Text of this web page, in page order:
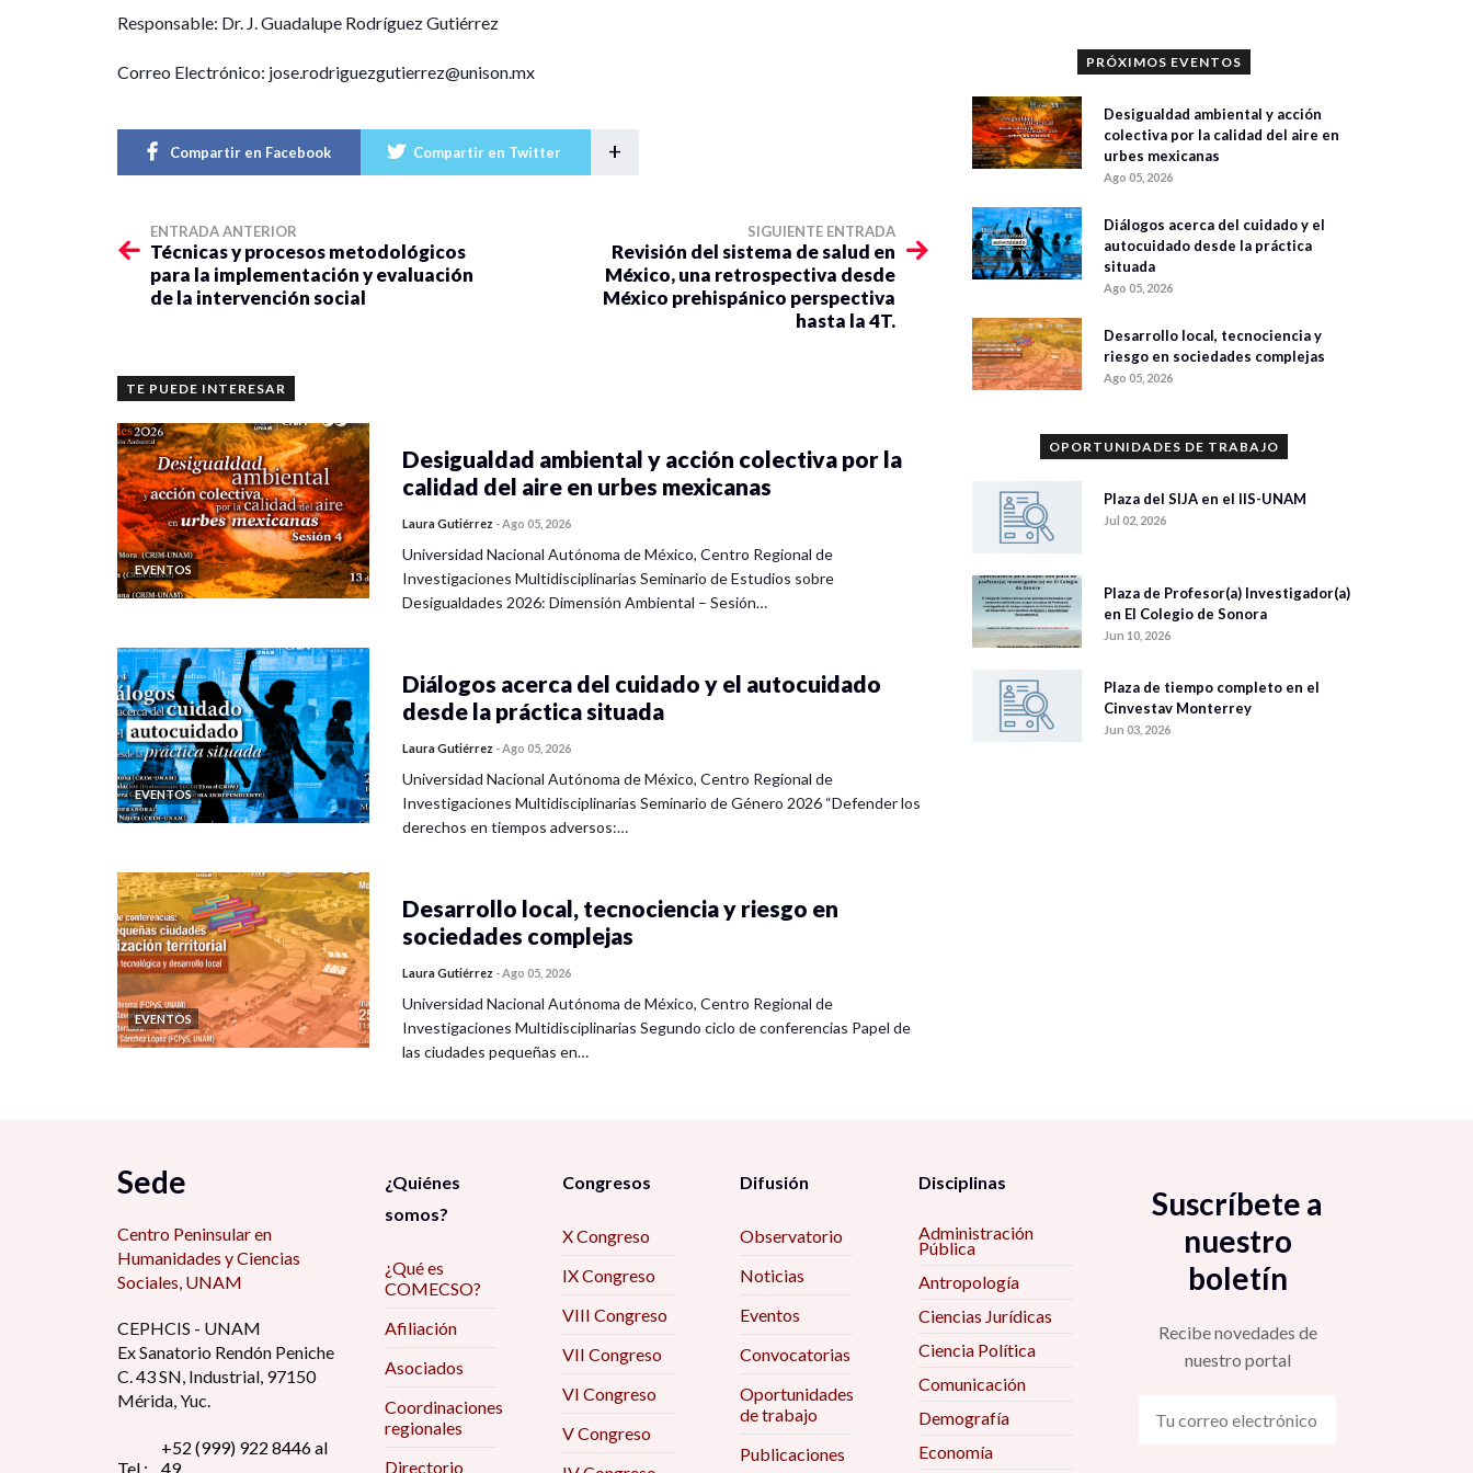
Responsable: Dr. J. Guadalupe Rodríguez Gutiérrez
Correo Electrónico: jose.rodriguezgutierrez@unison.mx
Compartir en Facebook Compartir en Twitter +
ENTRADA ANTERIOR
Técnicas y procesos metodológicos
para la implementación y evaluación
de la intervención social
SIGUIENTE ENTRADA
Revisión del sistema de salud en
México, una retrospectiva desde
México prehispánico perspectiva
hasta la 4T.
TE PUEDE INTERESAR
EVENTOS
Desigualdad ambiental y acción colectiva por la
calidad del aire en urbes mexicanas
Laura Gutiérrez -Ago 05, 2026
Universidad Nacional Autónoma de México, Centro Regional de
Investigaciones Multidisciplinarias Seminario de Estudios sobre
Desigualdades 2026: Dimensión Ambiental – Sesión…
EVENTOS
Diálogos acerca del cuidado y el autocuidado
desde la práctica situada
Laura Gutiérrez -Ago 05, 2026
Universidad Nacional Autónoma de México, Centro Regional de
Investigaciones Multidisciplinarias Seminario de Género 2026 “Defender los
derechos en tiempos adversos:…
EVENTOS
Desarrollo local, tecnociencia y riesgo en
sociedades complejas
Laura Gutiérrez -Ago 05, 2026
Universidad Nacional Autónoma de México, Centro Regional de
Investigaciones Multidisciplinarias Segundo ciclo de conferencias Papel de
las ciudades pequeñas en…
PRÓXIMOS EVENTOS
Desigualdad ambiental y acción
colectiva por la calidad del aire en
urbes mexicanas
Ago 05, 2026
Diálogos acerca del cuidado y el
autocuidado desde la práctica
situada
Ago 05, 2026
Desarrollo local, tecnociencia y
riesgo en sociedades complejas
Ago 05, 2026
OPORTUNIDADES DE TRABAJO
Plaza del SIJA en el IIS-UNAM
Jul 02, 2026
Plaza de Profesor(a) Investigador(a)
en El Colegio de Sonora
Jun 10, 2026
Plaza de tiempo completo en el
Cinvestav Monterrey
Jun 03, 2026
Sede
Centro Peninsular en
Humanidades y Ciencias
Sociales, UNAM
CEPHCIS - UNAM
Ex Sanatorio Rendón Peniche
C. 43 SN, Industrial, 97150
Mérida, Yuc.
Tel.:
+52 (999) 922 8446 al
49
¿Quiénes
somos?
¿Qué es
COMECSO?
Afiliación
Asociados
Coordinaciones
regionales
Directorio
Congresos
X Congreso
IX Congreso
VIII Congreso
VII Congreso
VI Congreso
V Congreso
Difusión
Observatorio
Noticias
Eventos
Convocatorias
Oportunidades
de trabajo
Publicaciones
Disciplinas
Administración
Pública
Antropología
Ciencias Jurídicas
Ciencia Política
Comunicación
Demografía
Economía
Suscríbete a
nuestro
boletín
Recibe novedades de
nuestro portal